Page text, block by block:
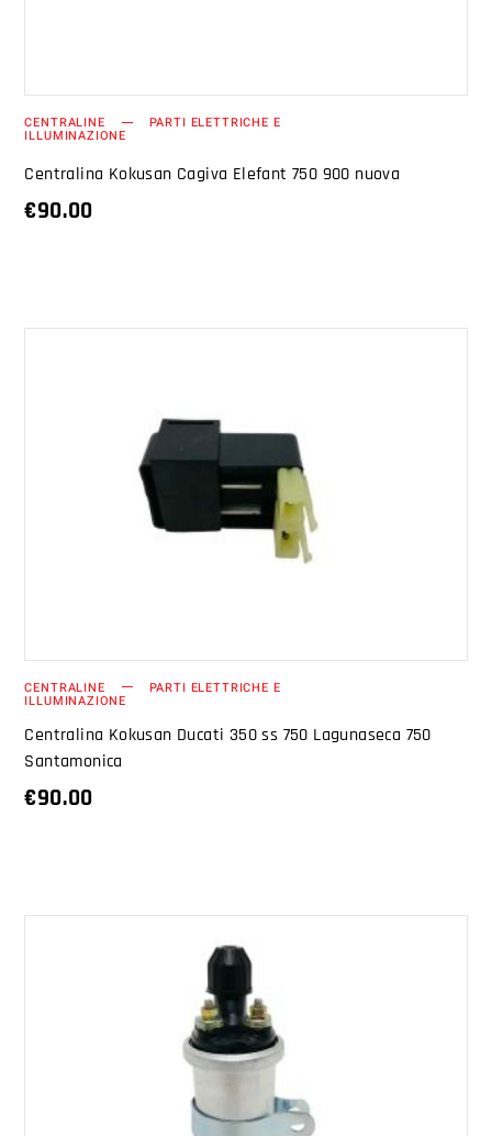
CENTRALINE PARTI ELETTRICHE E
ILLUMINAZIONE
Centralina Kokusan Cagiva Elefant 750 900 nuova
€90.00
AGGIUNGI AL CARRELLO
CENTRALINE PARTI ELETTRICHE E
ILLUMINAZIONE
Centralina Kokusan Ducati 350 ss 750 Lagunaseca 750
Santamonica
€90.00